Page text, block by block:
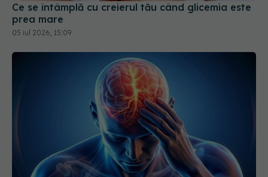
Ce se întâmplă cu creierul tău când glicemia este
prea mare
05 iul 2026, 15:09